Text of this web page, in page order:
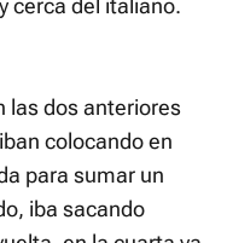
cerca del italiano.
las dos anteriores
colocando en
para sumar un
iba sacando